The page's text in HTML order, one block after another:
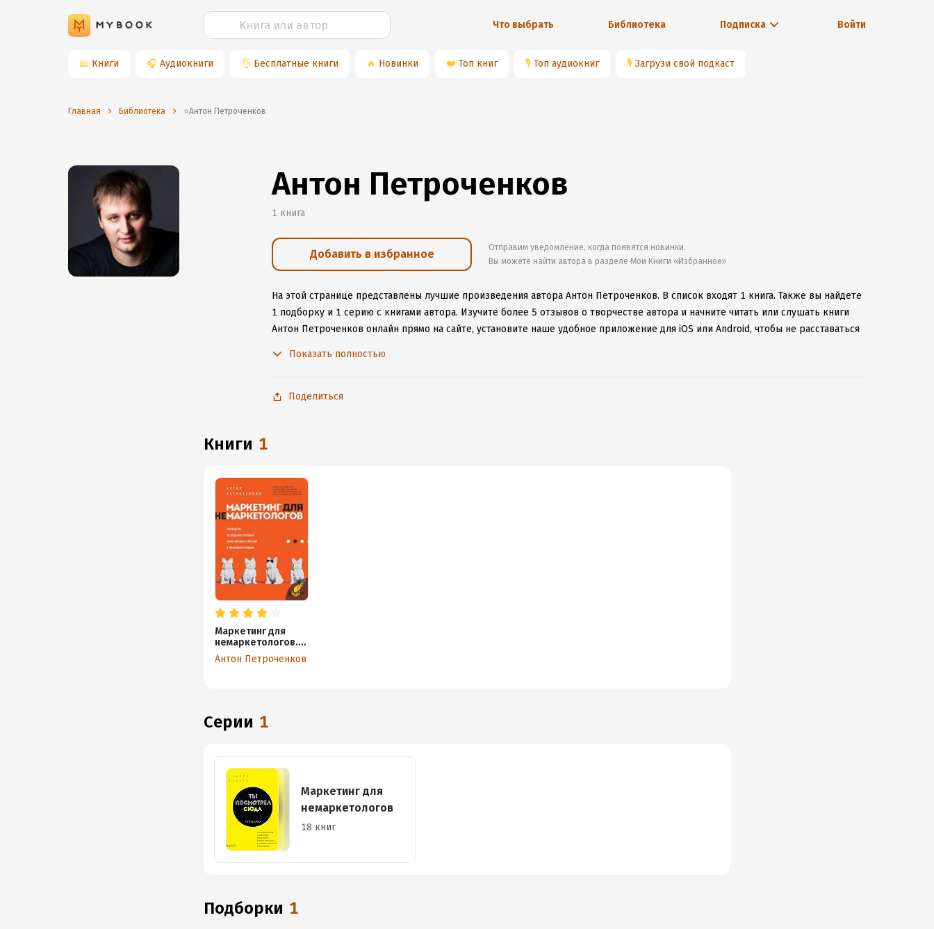
Что выбрать Библиотека Подписка Войти
📖 Книги 🎧 Аудиокниги 👌 Бесплатные книги 🔥 Новинки ❤️ Топ книг 🎙 Топ аудиокниг 🎙 Загрузи свой подкаст
Главная Библиотека ⭐️Антон Петроченков
Антон Петроченков
1 книга
Добавить в избранное
Отправим уведомление, когда появятся новинки.
Вы можете найти автора в разделе Мои Книги «Избранное»
На этой странице представлены лучшие произведения автора Антон Петроченков. В список входят 1 книга. Также вы найдете
1 подборку и 1 серию с книгами автора. Изучите более 5 отзывов о творчестве автора и начните читать или слушать книги
Антон Петроченков онлайн прямо на сайте, установите наше удобное приложение для iOS или Android, чтобы не расставаться
Показать полностью
Поделиться
книги 1
Маркетинг для
немаркетологов.
Руководство по
созданию
прибыли
Антон Петроченков
Серии 1
Маркетинг для
немаркетологов
18 книг
Подборки 1